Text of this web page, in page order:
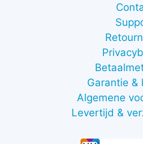
Garantie &
Algemene
Levertijd &